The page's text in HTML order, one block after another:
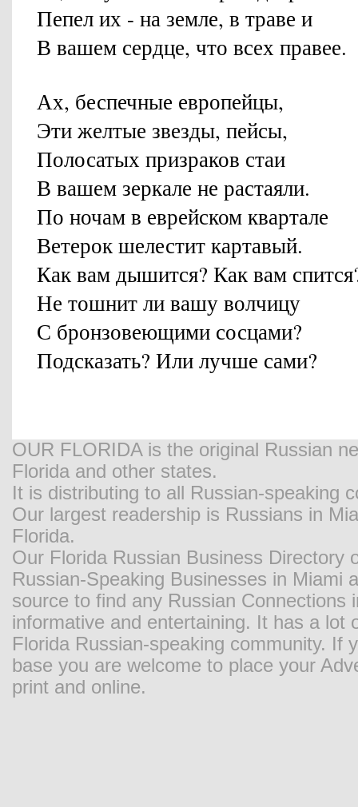
Пепел их - на земле, в траве и
В вашем сердце, что всех правее.
Ах, беспечные европейцы,
Эти желтые звезды, пейсы,
Полосатых призраков стаи
В вашем зеркале не растаяли.
По ночам в еврейском квартале
Ветерок шелестит картавый.
Как вам дышится? Как вам
Не тошнит ли вашу волчицу
С бронзовеющими сосцами?
Подсказать? Или лучше сами?
OUR FLORIDA is the original Russian
Florida and other states.
It is distributing to all Russian-speaking
Our largest readership is Russians in
Florida.
Our Florida Russian Business Directory
Russian-Speaking Businesses in Miami
source to find any Russian
informative and entertaining. It has a
Florida Russian-speaking community. If
base you are welcome to place your
print and online.